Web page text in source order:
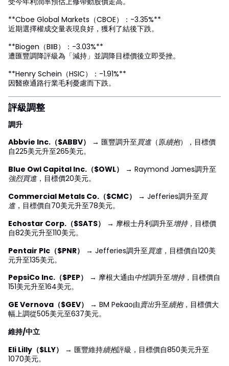
**Cboe Global Markets（CBOE）：-3.35%**
近期選擇權成交量表現良好，獲利了結後下跌。
**Biogen（BIIB）：-3.03%**
遭匯豐調降評級為「減持」並調降目標價後立即受挫。
**Henry Schein（HSIC）：-1.91%**
因醫療通路行業毛利憂慮而下跌。
評級調整
調升
Abbvie Inc.（$ABBV）
→ 匯豐調升至買進（原續抱），目標價
自225美元升至265美元。
Blue Owl Capital Inc.（$OWL）
→ Raymond James調升至
強烈買進，目標價20美元。
Commercial Metals Co.（$CMC）
→ Jefferies調升至 買
進，目標價自70美元升至78美元。
Echostar Corp.（$SATS）
→ 摩根士丹利調升至增持，目標價
自82美元升至110美元。
Pentair Plc（$PNR）
→ Jefferies調升至 買進，目標價自120美
元升至135美元。
PepsiCo Inc.（$PEP）
→ 摩根大通由中性調升至增持，目標價自
151美元升至164美元。
GE Vernova（$GEV）
→ BM Pekao由賣出升至續抱，目標價大
幅上調從505美元至637美元。
維持/中立
Eli Lilly（$LLY）
→ 匯豐維持續抱評級，目標價自850美元升至
1070美元。